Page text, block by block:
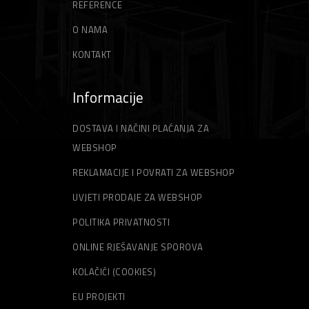
REFERENCE
O NAMA
KONTAKT
Informacije
DOSTAVA I NAČINI PLAĆANJA ZA
WEBSHOP
REKLAMACIJE I POVRATI ZA WEBSHOP
UVJETI PRODAJE ZA WEBSHOP
POLITIKA PRIVATNOSTI
ONLINE RJEŠAVANJE SPOROVA
KOLAČIĆI (COOKIES)
EU PROJEKTI